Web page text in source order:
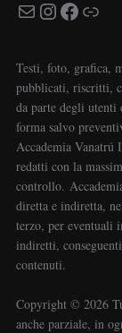
Testi, foto, grafica,
pubblicati, riscritti,
da parte degli utenti
forma salvo
Accademia Vanatrú
redatti con la
controllo.
diretta e indiretta,
terzo, per eventuali
indiretti,
contenuti.
Copyright ©️ 2026
anche parziale, in